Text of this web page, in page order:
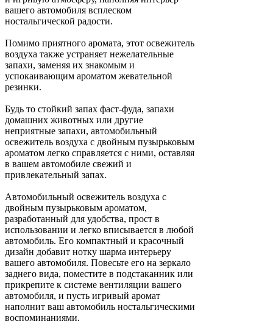
вашего автомобиля всплеском
ностальгической радости.
Помимо приятного аромата, этот освежитель
воздуха также устраняет нежелательные
запахи, заменяя их знакомым и
успокаивающим ароматом жевательной
резинки.
Будь то стойкий запах фаст-фуда, запахи
домашних животных или другие
неприятные запахи, автомобильный
освежитель воздуха с двойным пузырьковым
ароматом легко справляется с ними, оставляя
в вашем автомобиле свежий и
привлекательный запах.
Автомобильный освежитель воздуха с
двойным пузырьковым ароматом,
разработанный для удобства, прост в
использовании и легко вписывается в любой
автомобиль. Его компактный и красочный
дизайн добавит нотку шарма интерьеру
вашего автомобиля. Повесьте его на зеркало
заднего вида, поместите в подстаканник или
прикрепите к системе вентиляции вашего
автомобиля, и пусть игривый аромат
наполнит ваш автомобиль ностальгическими
воспоминаниями.